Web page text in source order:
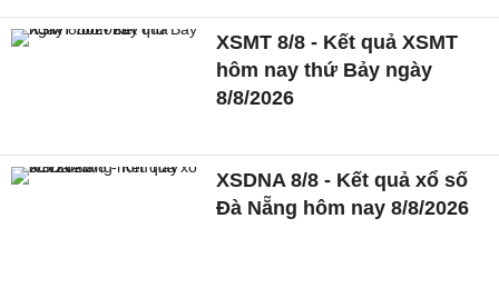
XSMT 8/8 - Kết quả XSMT
hôm nay thứ Bảy ngày
8/8/2026
XSDNA 8/8 - Kết quả xổ số
Đà Nẵng hôm nay 8/8/2026